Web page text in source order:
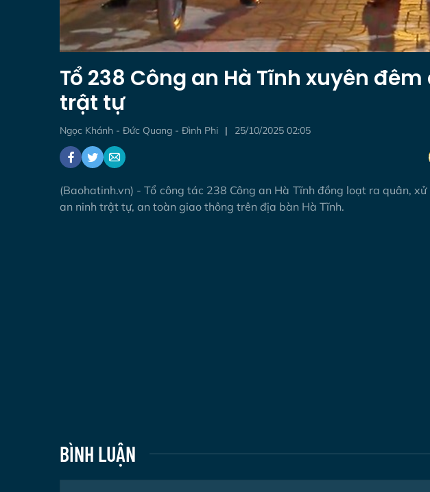
Tổ 238 Công an Hà Tĩnh xuyên
trật tự
Ngọc Khánh - Đức Quang - Đình Phi 25/10/2025 02:05
(Baohatinh.vn) - Tổ công tác 238 Công an Hà Tĩnh đồng loạt ra quân,
an ninh trật tự, an toàn giao thông trên địa bàn Hà Tĩnh.
BÌNH LUẬN